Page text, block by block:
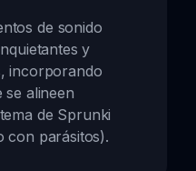
de sonido
y
incorporando
se alineen
de Sprunki
con parásitos).